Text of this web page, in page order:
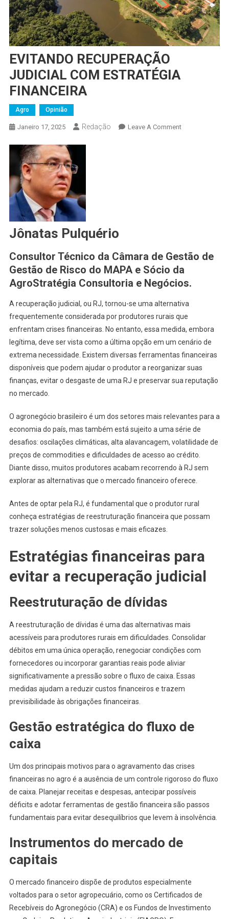
EVITANDO RECUPERAÇÃO
JUDICIAL COM ESTRATÉGIA
FINANCEIRA
Agro Opinião
Janeiro 17, 2025 Redação Leave A CommentOn
Jônatas Pulquério
Consultor Técnico da Câmara de Gestão de
Gestão de Risco do MAPA e Sócio da
AgroStratégia Consultoria e Negócios.
A recuperação judicial, ou RJ, tornou-se uma alternativa
frequentemente considerada por produtores rurais que
enfrentam crises financeiras. No entanto, essa medida, embora
legítima, deve ser vista como a última opção em um cenário de
extrema necessidade. Existem diversas ferramentas financeiras
disponíveis que podem ajudar o produtor a reorganizar suas
finanças, evitar o desgaste de uma RJ e preservar sua reputação
no mercado.
O agronegócio brasileiro é um dos setores mais relevantes para a
economia do país, mas também está sujeito a uma série de
desafios: oscilações climáticas, alta alavancagem, volatilidade de
preços de commodities e dificuldades de acesso ao crédito.
Diante disso, muitos produtores acabam recorrendo à RJ sem
explorar as alternativas que o mercado financeiro oferece.
Antes de optar pela RJ, é fundamental que o produtor rural
conheça estratégias de reestruturação financeira que possam
trazer soluções menos custosas e mais eficazes.
Estratégias financeiras para
evitar a recuperação judicial
Reestruturação de dívidas
A reestruturação de dívidas é uma das alternativas mais
acessíveis para produtores rurais em dificuldades. Consolidar
débitos em uma única operação, renegociar condições com
fornecedores ou incorporar garantias reais pode aliviar
significativamente a pressão sobre o fluxo de caixa. Essas
medidas ajudam a reduzir custos financeiros e trazem
previsibilidade às obrigações financeiras.
Gestão estratégica do fluxo de
caixa
Um dos principais motivos para o agravamento das crises
financeiras no agro é a ausência de um controle rigoroso do fluxo
de caixa. Planejar receitas e despesas, antecipar possíveis
déficits e adotar ferramentas de gestão financeira são passos
fundamentais para evitar desequilíbrios que levem à insolvência.
Instrumentos do mercado de
capitais
O mercado financeiro dispõe de produtos especialmente
voltados para o setor agropecuário, como os Certificados de
Recebíveis do Agronegócio (CRA) e os Fundos de Investimento